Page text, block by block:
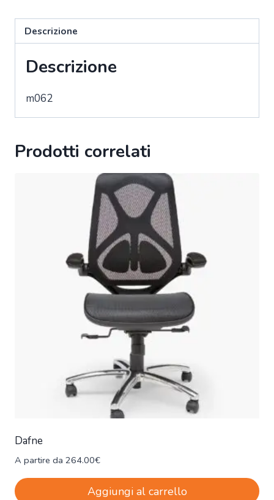
Descrizione
Descrizione
m062
Prodotti correlati
Dafne
A partire da 264.00€
Aggiungi al carrello